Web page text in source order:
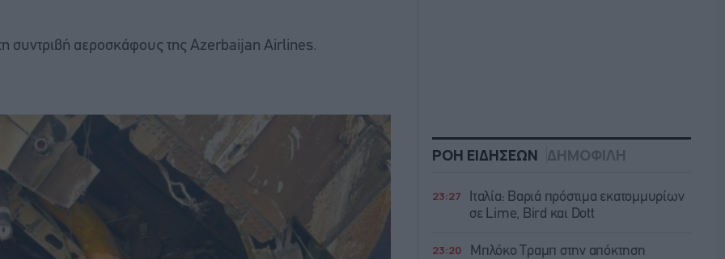
συντριβή αεροσκάφους της Azerbaijan Airlines.
ΡΟΗ ΕΙΔΗΣΕΩΝ ΔΗΜΟΦΙΛΗ
23:27
Ιταλία: Βαριά πρόστιμα εκατομμυρίων
σε Lime, Bird και Dott
23:20
Μπλόκο Τραμπ στην απόκτηση